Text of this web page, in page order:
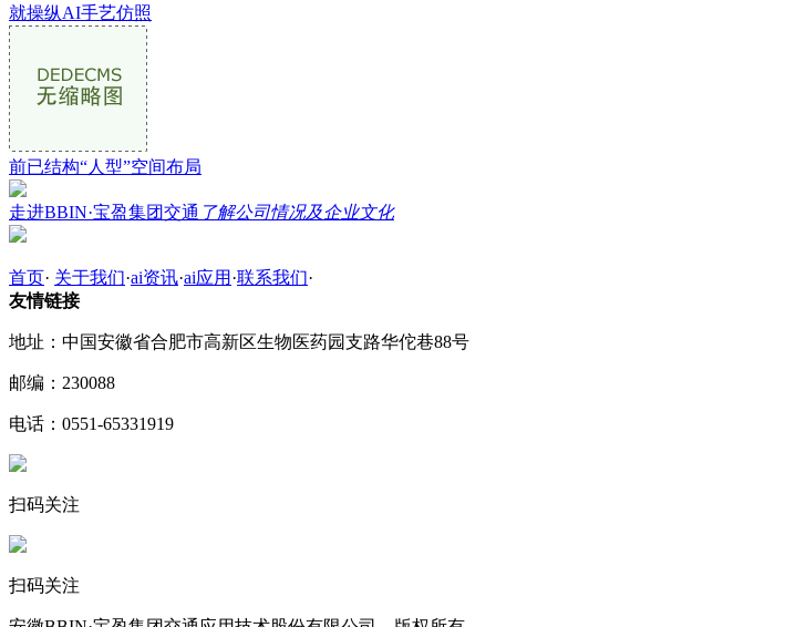
就操纵AI手艺仿照
前已结构“人型”空间布局
走进BBIN·宝盈集团交通 了解公司情况及企业文化
首页· 关于我们·ai资讯·ai应用 ·联系我们·
友情链接
地址：中国安徽省合肥市高新区生物医药园支路华佗巷88号
邮编：230088
电话：0551-65331919
扫码关注
扫码关注